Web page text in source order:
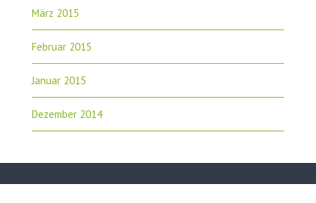
März 2015
Februar 2015
Januar 2015
Dezember 2014